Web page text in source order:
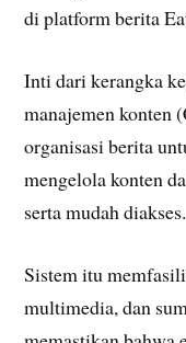
di platform berita
Inti dari kerangka
manajemen konten
organisasi berita
mengelola konten
serta mudah diakses.
Sistem itu
multimedia, dan